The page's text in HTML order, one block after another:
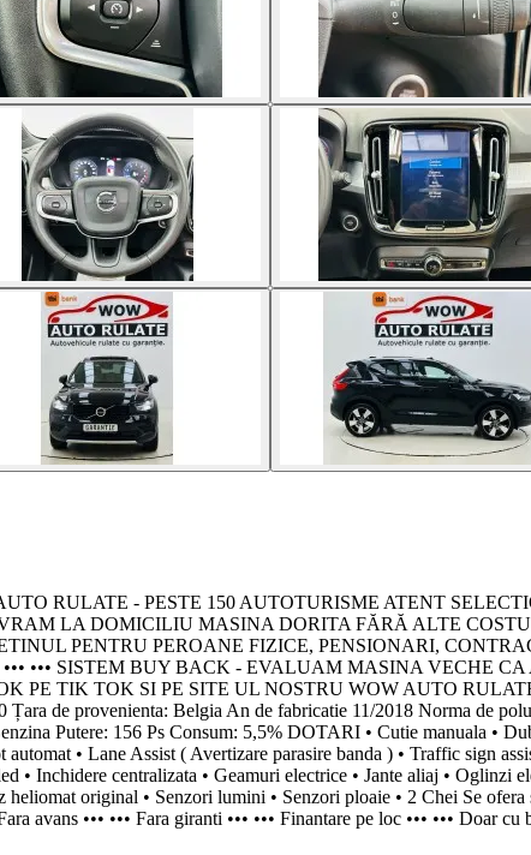
RULATE - PESTE 150 AUTOTURISME ATENT
LA DOMICILIU MASINA DORITA FĂRĂ ALTE
PENTRU PEROANE FIZICE, PENSIONARI,
••• ••• SISTEM BUY BACK - EVALUAM MASINA VECHE
PE TIK TOK SI PE SITE UL NOSTRU WOW AUTO
de provenienta: Belgia An de fabricatie 11/2018 Norma de
Putere: 156 Ps Consum: 5,5% DOTARI • Cutie manuala •
• Lane Assist ( Avertizare parasire banda ) • Traffic sign
• Inchidere centralizata • Geamuri electrice • Jante aliaj •
original • Senzori lumini • Senzori ploaie • 2 Chei Se
avans ••• ••• Fara giranti ••• ••• Finantare pe loc ••• ••• Doar